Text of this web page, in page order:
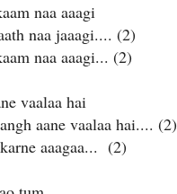
naa aaagi
naa jaaagi.... (2)
naa aaagi... (2)
vaalaa hai
aane vaalaa hai.... (2)
aaagaa... (2)